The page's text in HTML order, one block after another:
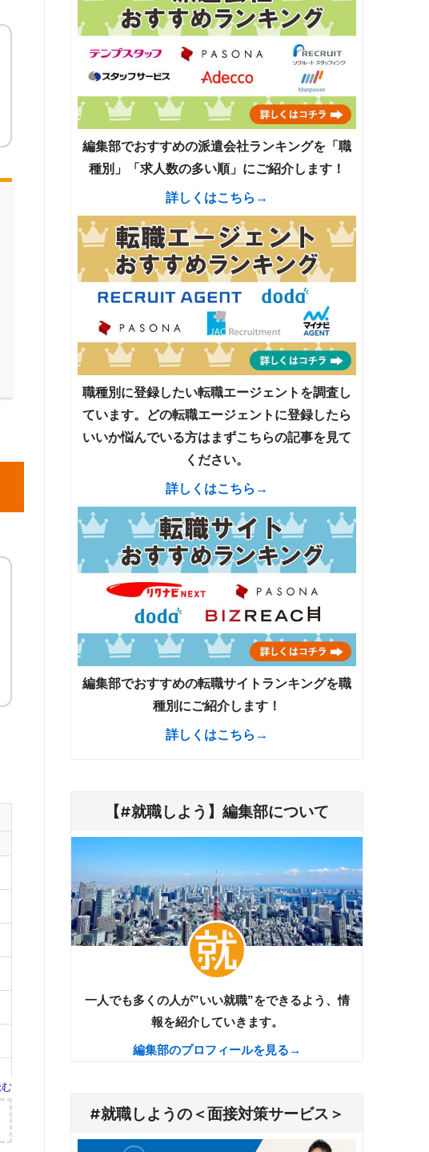
編集部でおすすめの派遣会社ランキングを「職
種別」「求人数の多い順」にご紹介します！
詳しくはこちら→
職種別に登録したい転職エージェントを調査し
ています。どの転職エージェントに登録したら
いいか悩んでいる方はまずこちらの記事を見て
ください。
詳しくはこちら→
編集部でおすすめの転職サイトランキングを職
種別にご紹介します！
詳しくはこちら→
【#就職しよう】編集部について
一人でも多くの人が”いい就職”をできるよう、情
報を紹介していきます。
編集部のプロフィールを見る→
#就職しようの＜面接対策サービス＞